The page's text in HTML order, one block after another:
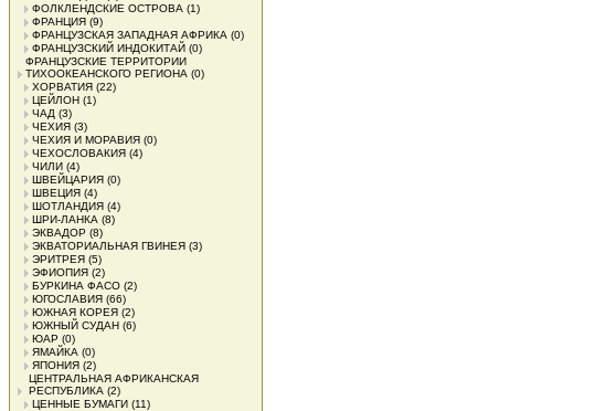
ФОЛКЛЕНДСКИЕ ОСТРОВА (1)
ФРАНЦИЯ (9)
ФРАНЦУЗСКАЯ ЗАПАДНАЯ АФРИКА (0)
ФРАНЦУЗСКИЙ ИНДОКИТАЙ (0)
ФРАНЦУЗСКИЕ ТЕРРИТОРИИ
ТИХООКЕАНСКОГО РЕГИОНА (0)
ХОРВАТИЯ (22)
ЦЕЙЛОН (1)
ЧАД (3)
ЧЕХИЯ (3)
ЧЕХИЯ И МОРАВИЯ (0)
ЧЕХОСЛОВАКИЯ (4)
ЧИЛИ (4)
ШВЕЙЦАРИЯ (0)
ШВЕЦИЯ (4)
ШОТЛАНДИЯ (4)
ШРИ-ЛАНКА (8)
ЭКВАДОР (8)
ЭКВАТОРИАЛЬНАЯ ГВИНЕЯ (3)
ЭРИТРЕЯ (5)
ЭФИОПИЯ (2)
БУРКИНА ФАСО (2)
ЮГОСЛАВИЯ (66)
ЮЖНАЯ КОРЕЯ (2)
ЮЖНЫЙ СУДАН (6)
ЮАР (0)
ЯМАЙКА (0)
ЯПОНИЯ (2)
ЦЕНТРАЛЬНАЯ АФРИКАНСКАЯ
РЕСПУБЛИКА (2)
ЦЕННЫЕ БУМАГИ (11)